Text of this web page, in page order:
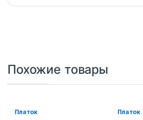
Похожие товары
Платок Платок